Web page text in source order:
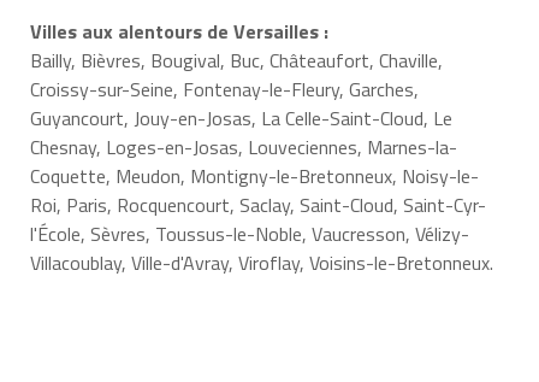
Villes aux alentours de Versailles :
Bailly, Bièvres, Bougival, Buc, Châteaufort, Chaville,
Croissy-sur-Seine, Fontenay-le-Fleury, Garches,
Guyancourt, Jouy-en-Josas, La Celle-Saint-Cloud, Le
Chesnay, Loges-en-Josas, Louveciennes, Marnes-la-
Coquette, Meudon, Montigny-le-Bretonneux, Noisy-le-
Roi, Paris, Rocquencourt, Saclay, Saint-Cloud, Saint-Cyr-
l'École, Sèvres, Toussus-le-Noble, Vaucresson, Vélizy-
Villacoublay, Ville-d'Avray, Viroflay, Voisins-le-Bretonneux.